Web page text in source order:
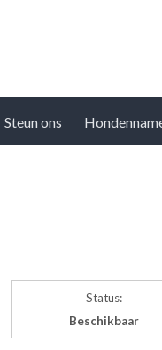
Steun ons
Status:
Beschikbaar